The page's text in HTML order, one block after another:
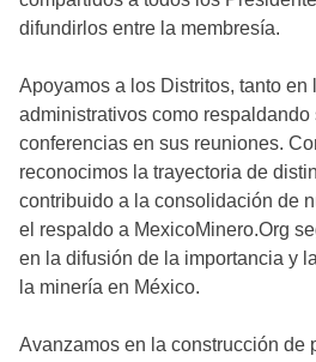
difundirlos entre la membresía.
Apoyamos a los Distritos, tanto en
administrativos como respaldando
conferencias en sus reuniones.
reconocimos la trayectoria de
contribuido a la consolidación de
el respaldo a MexicoMinero.Org
en la difusión de la importancia y
la minería en México.
Avanzamos en la construcción de